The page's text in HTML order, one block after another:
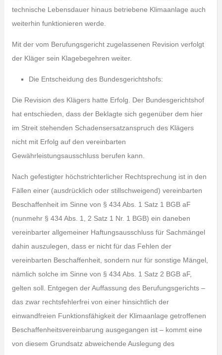
technische Lebensdauer hinaus betriebene Klimaanlage auch
weiterhin funktionieren werde.
Mit der vom Berufungsgericht zugelassenen Revision verfolgt
der Kläger sein Klagebegehren weiter.
Die Entscheidung des Bundesgerichtshofs:
Die Revision des Klägers hatte Erfolg. Der Bundesgerichtshof
hat entschieden, dass der Beklagte sich gegenüber dem hier
im Streit stehenden Schadensersatzanspruch des Klägers
nicht mit Erfolg auf den vereinbarten
Gewährleistungsausschluss berufen kann.
Nach gefestigter höchstrichterlicher Rechtsprechung ist in den
Fällen einer (ausdrücklich oder stillschweigend) vereinbarten
Beschaffenheit im Sinne von § 434 Abs. 1 Satz 1 BGB aF
(nunmehr § 434 Abs. 1, 2 Satz 1 Nr. 1 BGB) ein daneben
vereinbarter allgemeiner Haftungsausschluss für Sachmängel
dahin auszulegen, dass er nicht für das Fehlen der
vereinbarten Beschaffenheit, sondern nur für sonstige Mängel,
nämlich solche im Sinne von § 434 Abs. 1 Satz 2 BGB aF,
gelten soll. Entgegen der Auffassung des Berufungsgerichts –
das zwar rechtsfehlerfrei von einer hinsichtlich der
einwandfreien Funktionsfähigkeit der Klimaanlage getroffenen
Beschaffenheitsvereinbarung ausgegangen ist – kommt eine
von diesem Grundsatz abweichende Auslegung des